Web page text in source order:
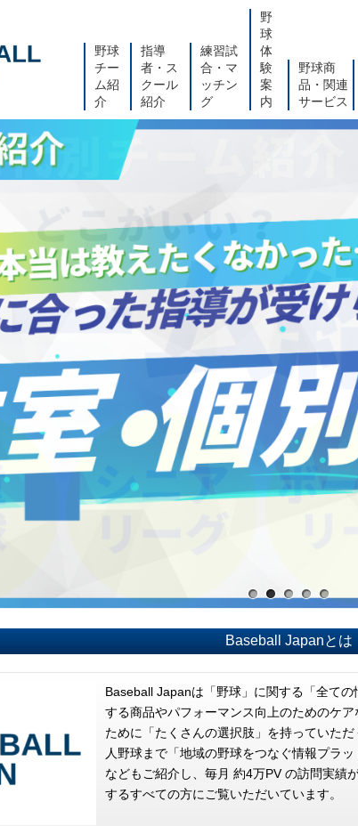
野球
チー
ム紹
介
指導
者・ス
クール
紹介
練習試
合・マ
ッチン
グ
野
球
体
験
案
内
野球商
品・関連
サービス
サンプル画像1
サンプル画
サンプル
Baseball Japanとは
Baseball Japanは「野球」に関する「全て
する商品やパフォーマンス向上のためのケ
ために「たくさんの選択肢」を持っていた
人野球まで「地域の野球をつなぐ情報プラ
などもご紹介し、毎月 約4万PV の訪問実績
するすべての方にご覧いただいています。